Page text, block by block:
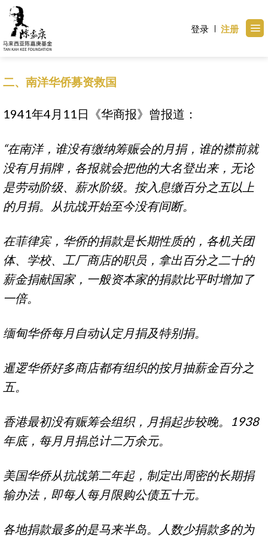
Skip
content
登录 注册
二、南洋华侨募资救国
1941年4月11日《华商报》曾报道：
“在南洋，谁没有缴纳筹赈会的月捐，谁的襟前就
没有月捐牌，各报就会把他的大名登出来，无论
是劳动阶级、薪水阶级。按入息缴百分之五以上
的月捐。从抗战开始至今没有间断。
在菲律宾，华侨的捐款是长期性质的，各机关团
体、学校、工厂商店的职员，拿出百分之二十的
薪金捐献国家，一般资本家的捐款比平时增加了
一倍。
缅甸华侨每月自动认定月捐及特别捐。
暹逻华侨好多商店都有组织的按月抽薪金百分之
五。
香港最初没有赈筹会组织，月捐起步较晚。1938
年底，每月月捐总计二万余元。
美国华侨从抗战第二年起，制定出周密的长期捐
输办法，即每人每月限购公债五十元。
各地捐款最多的是马来半岛。人数少捐款多的为